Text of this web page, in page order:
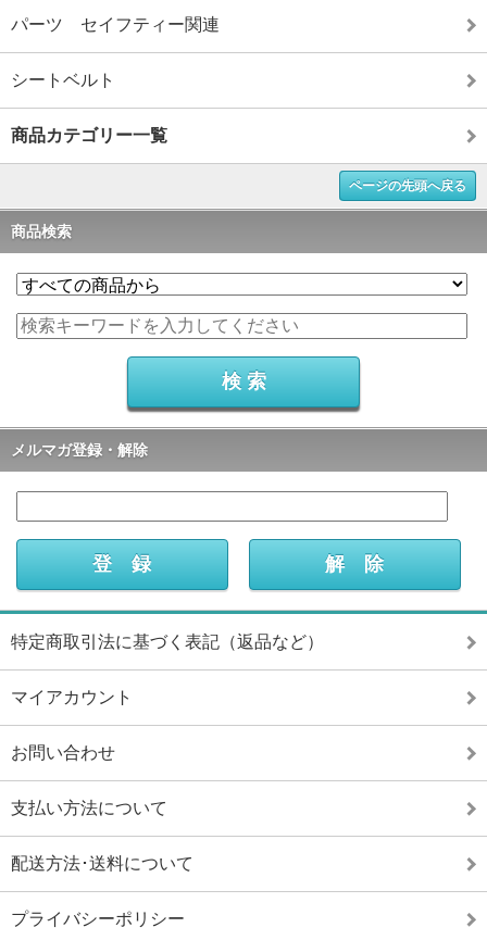
パーツ セイフティー関連
シートベルト
商品カテゴリー一覧
ページの先頭へ戻る
商品検索
メルマガ登録・解除
特定商取引法に基づく表記（返品など）
マイアカウント
お問い合わせ
支払い方法について
配送方法･送料について
プライバシーポリシー